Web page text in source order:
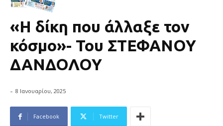
«Η δίκη που άλλαξε τον
κόσμο»- Του ΣΤΕΦΑΝΟΥ
ΔΑΝΔΟΛΟΥ
- 8 Ιανουαρίου, 2025
Facebook Twitter